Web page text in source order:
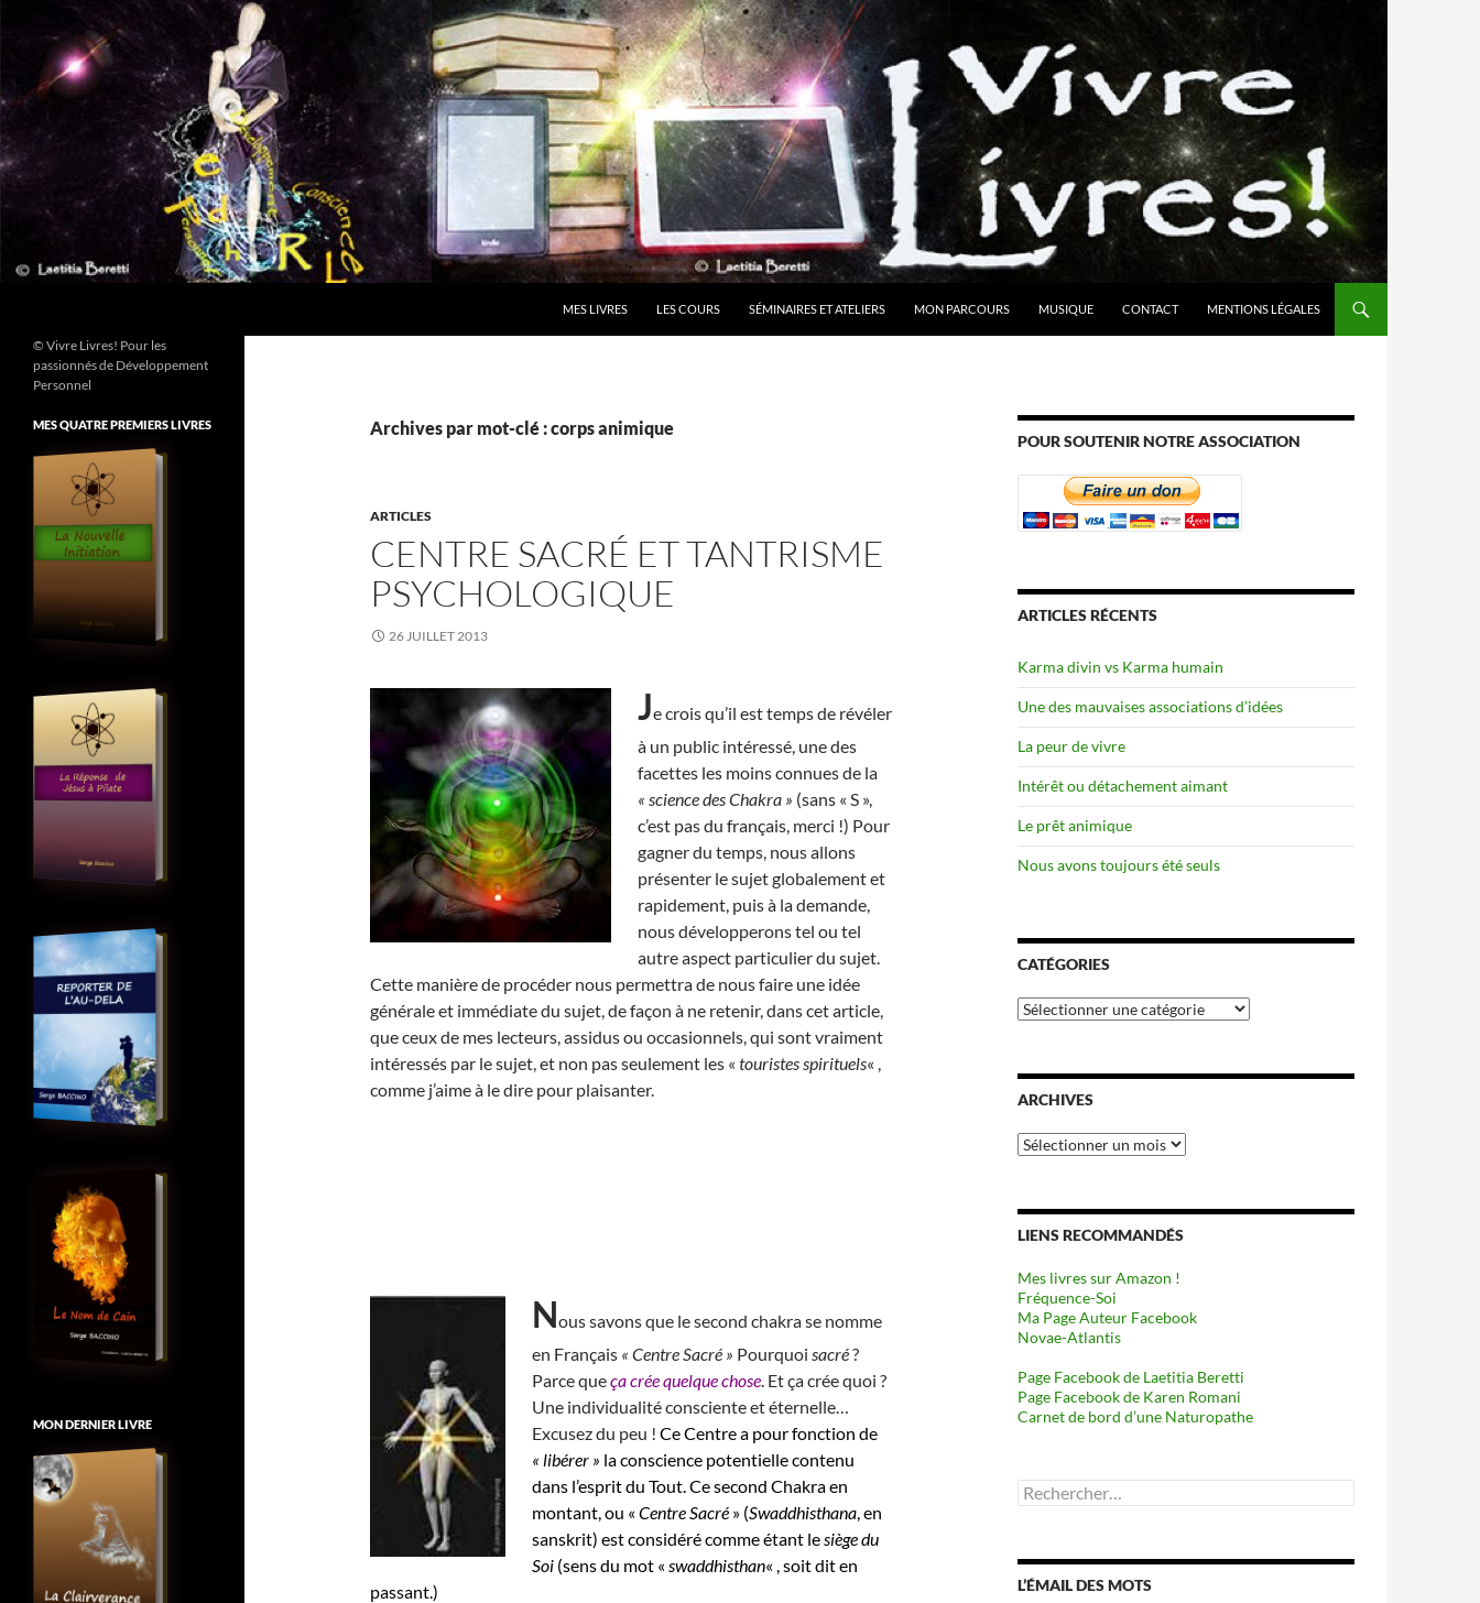
contenu
MES LIVRES LES COURS SÉMINAIRES ET ATELIERS MON PARCOURS MUSIQUE CONTACT MENTIONS LÉGALES
Archives par mot-clé : corps animique
ARTICLES
CENTRE SACRÉ ET TANTRISME
PSYCHOLOGIQUE
26 JUILLET 2013
Je crois qu’il est temps de révéler
à un public intéressé, une des
facettes les moins connues de la
« science des Chakra » (sans « S »,
c’est pas du français, merci !) Pour
gagner du temps, nous allons
présenter le sujet globalement et
rapidement, puis à la demande,
nous développerons tel ou tel
autre aspect particulier du sujet.
Cette manière de procéder nous permettra de nous faire une idée
générale et immédiate du sujet, de façon à ne retenir, dans cet article,
que ceux de mes lecteurs, assidus ou occasionnels, qui sont vraiment
intéressés par le sujet, et non pas seulement les « touristes spirituels« ,
comme j’aime à le dire pour plaisanter.
Nous savons que le second chakra se nomme
en Français « Centre Sacré » Pourquoi sacré?
Parce queça crée quelque chose. Et ça crée quoi ?
Une individualité consciente et éternelle…
Excusez du peu ! Ce Centre a pour fonction de
« libérer » la conscience potentielle contenu
dans l’esprit du Tout.Ce second Chakra en
montant, ou « Centre Sacré » (Swaddhisthana, en
sanskrit) est considéré comme étant lesiège du
Soi (sens du mot « swaddhisthan« , soit dit en
passant.)
POUR SOUTENIR NOTRE ASSOCIATION
ARTICLES RÉCENTS
Karma divin vs Karma humain
Une des mauvaises associations d’idées
La peur de vivre
Intérêt ou détachement aimant
Le prêt animique
Nous avons toujours été seuls
CATÉGORIES
Catégories
ARCHIVES
Archives
LIENS RECOMMANDÉS
Mes livres sur Amazon !
Fréquence-Soi
Ma Page Auteur Facebook
Novae-Atlantis
Page Facebook de Laetitia Beretti
Page Facebook de Karen Romani
Carnet de bord d’une Naturopathe
Rechercher :
L’ÉMAIL DES MOTS
© Vivre Livres! Pour les
passionnés de Développement
Personnel
MES QUATRE PREMIERS LIVRES
MON DERNIER LIVRE